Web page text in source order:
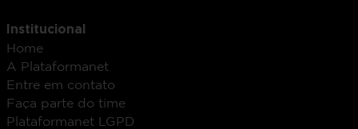
Institucional
Home
A Plataformanet
Entre em contato
Faça parte do time
Plataformanet LGPD